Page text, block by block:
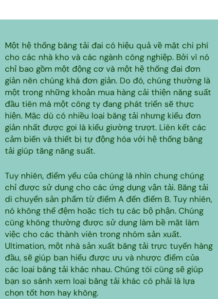
Một hệ thống băng tải đai có hiệu quả về mặt chi phí
cho các nhà kho và các ngành công nghiệp. Bởi vì nó
chỉ bao gồm một động cơ và một hệ thống đai đơn
giản nên chúng khá đơn giản. Do đó, chúng thường là
một trong những khoản mua hàng cải thiện năng suất
đầu tiên mà một công ty đang phát triển sẽ thực
hiện. Mặc dù có nhiều loại băng tải nhưng kiểu đơn
giản nhất được gọi là kiểu giường trượt. Liên kết các
cảm biến và thiết bị tự động hóa với hệ thống băng
tải giúp tăng năng suất.
Tuy nhiên, điểm yếu của chúng là nhìn chung chúng
chỉ được sử dụng cho các ứng dụng vận tải. Băng tải
di chuyển sản phẩm từ điểm A đến điểm B. Tuy nhiên,
nó không thể đệm hoặc tích tụ các bộ phận. Chúng
cũng không thường được sử dụng làm bề mặt làm
việc cho các thành viên trong nhóm sản xuất.
Ultimation, một nhà sản xuất băng tải trực tuyến hàng
đầu, sẽ giúp bạn hiểu được ưu và nhược điểm của
các loại băng tải khác nhau. Chúng tôi cũng sẽ giúp
bạn so sánh xem loại băng tải khác có phải là lựa
chọn tốt hơn hay không.